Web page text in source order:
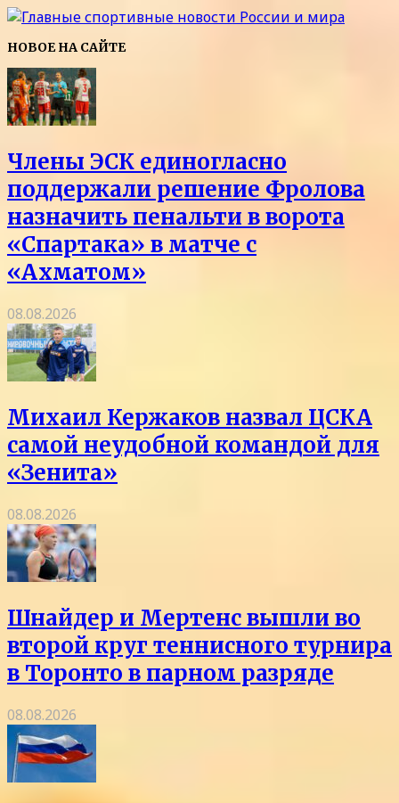
НОВОЕ НА САЙТЕ
Члены ЭСК единогласно
поддержали решение Фролова
назначить пенальти в ворота
«Спартака» в матче с
«Ахматом»
08.08.2026
Михаил Кержаков назвал ЦСКА
самой неудобной командой для
«Зенита»
08.08.2026
Шнайдер и Мертенс вышли во
второй круг теннисного турнира
в Торонто в парном разряде
08.08.2026